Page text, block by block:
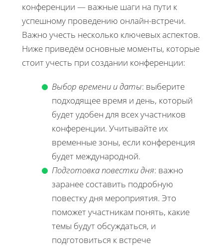
конференции — важные шаги на пути к
успешному проведению онлайн-встречи.
Важно учесть несколько ключевых аспектов.
Ниже приведём основные моменты, которые
стоит учесть при создании конференции:
Выбор времени и даты: выберите
подходящее время и день, который
будет удобен для всех участников
конференции. Учитывайте их
временные зоны, если конференция
будет международной.
Подготовка повестки дня: важно
заранее составить подробную
повестку дня мероприятия. Это
поможет участникам понять, какие
темы будут обсуждаться, и
подготовиться к встрече